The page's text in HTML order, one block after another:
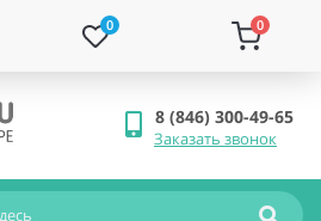
0 0
8 (846) 300-49-65
Заказать звонок